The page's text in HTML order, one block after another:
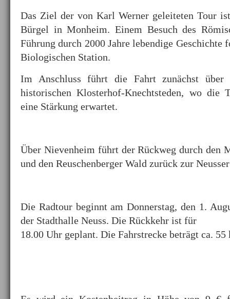
Das Ziel der von Karl Werner geleiteten Tour
Bürgel in Monheim. Einem Besuch des
Führung durch 2000 Jahre lebendige Geschichte
Biologischen Station.
Im Anschluss führt die Fahrt zunächst über
historischen Klosterhof-Knechtsteden, wo die
eine Stärkung erwartet.
Über Nievenheim führt der Rückweg durch den
und den Reuschenberger Wald zurück zur
Die Radtour beginnt am Donnerstag, den 1.
der Stadthalle Neuss. Die Rückkehr ist für
18.00 Uhr geplant. Die Fahrstrecke beträgt ca. 55